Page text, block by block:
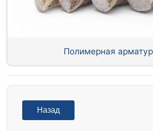
Полимерная
Назад